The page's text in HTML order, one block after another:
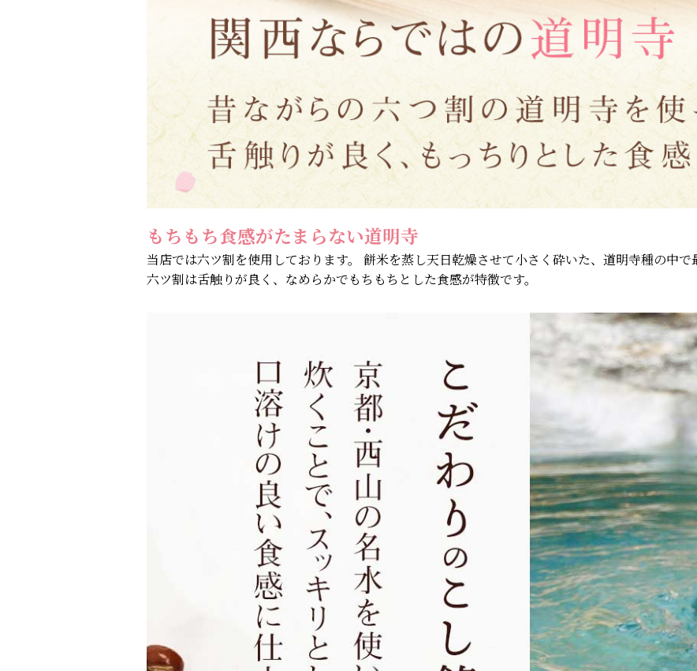
もちもち食感がたまらない道明寺
当店では六ツ割を使用しております。 餅米を蒸し天日乾燥させて小さく砕いた、道明寺種の中で
六ツ割は舌触りが良く、なめらかでもちもちとした食感が特徴です。